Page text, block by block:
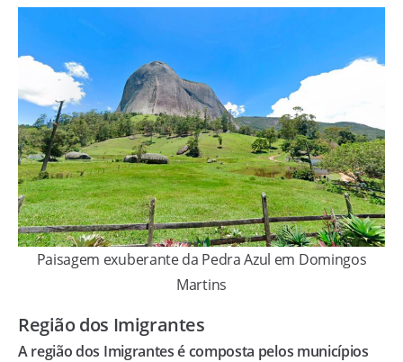
Paisagem exuberante da Pedra Azul em Domingos
Martins
Região dos Imigrantes
A região dos Imigrantes é composta pelos municípios